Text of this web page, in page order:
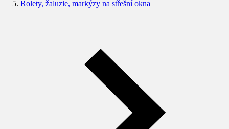
Rolety, žaluzie, markýzy na střešní okna